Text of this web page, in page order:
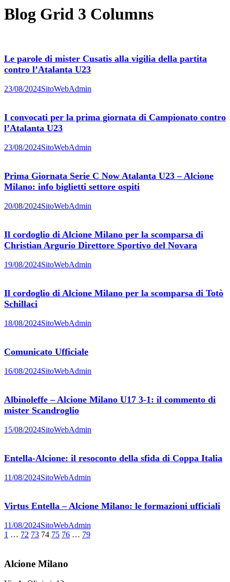
Blog Grid 3 Columns
Le parole di mister Cusatis alla vigilia della partita
contro l’Atalanta U23
23/08/2024SitoWebAdmin
I convocati per la prima giornata di Campionato contro
l’Atalanta U23
23/08/2024SitoWebAdmin
Prima Giornata Serie C Now Atalanta U23 – Alcione
Milano: info biglietti settore ospiti
20/08/2024SitoWebAdmin
Il cordoglio di Alcione Milano per la scomparsa di
Christian Argurio Direttore Sportivo del Novara
19/08/2024SitoWebAdmin
Il cordoglio di Alcione Milano per la scomparsa di Totò
Schillaci
18/08/2024SitoWebAdmin
Comunicato Ufficiale
16/08/2024SitoWebAdmin
Albinoleffe – Alcione Milano U17 3-1: il commento di
mister Scandroglio
15/08/2024SitoWebAdmin
Entella-Alcione: il resoconto della sfida di Coppa Italia
11/08/2024SitoWebAdmin
Virtus Entella – Alcione Milano: le formazioni ufficiali
11/08/2024SitoWebAdmin
1 … 72 73 74 75 76 … 79
Alcione Milano